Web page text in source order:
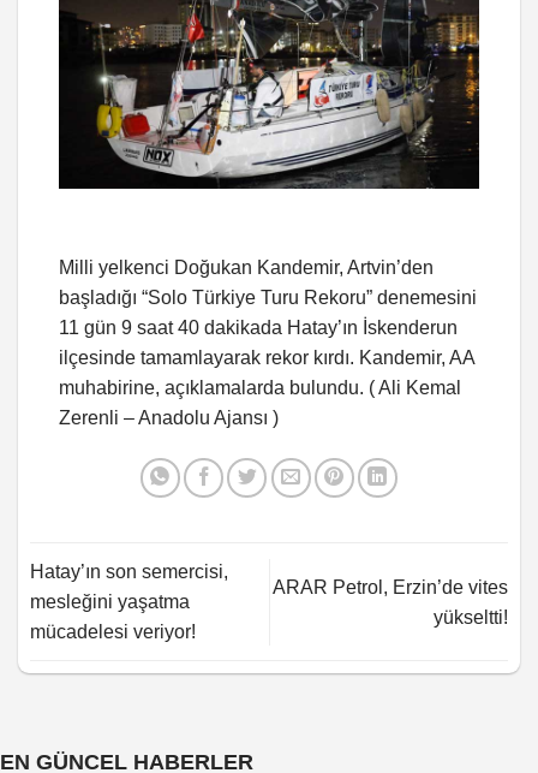
Milli yelkenci Doğukan Kandemir, Artvin’den
başladığı “Solo Türkiye Turu Rekoru” denemesini
11 gün 9 saat 40 dakikada Hatay’ın İskenderun
ilçesinde tamamlayarak rekor kırdı. Kandemir, AA
muhabirine, açıklamalarda bulundu. ( Ali Kemal
Zerenli – Anadolu Ajansı )
Hatay’ın son semercisi,
mesleğini yaşatma
mücadelesi veriyor!
ARAR Petrol, Erzin’de vites
yükseltti!
EN GÜNCEL HABERLER